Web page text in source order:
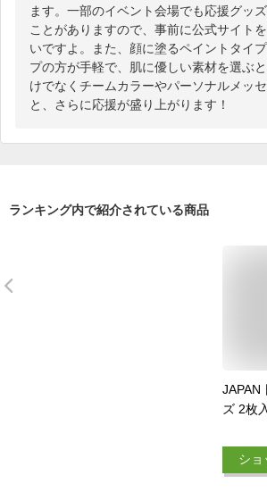
ます。一部のイベント会場でも応援グッ
ことがありますので、事前に公式サイト
いですよ。また、顔に塗るペイントタイ
プの方が手軽で、肌に優しい素材を選ぶ
けでなくチームカラーやパーソナルメッ
と、さらに応援が盛り上がります！
ランキング内で紹介されている商品
JAPAN
ズ 2枚
応援 シ
スシー
ショ